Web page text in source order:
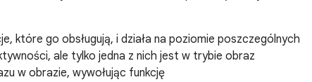
które go obsługują, i działa na poziomie poszczególnych
ale tylko jedna z nich jest w trybie obraz
w obrazie, wywołując funkcję